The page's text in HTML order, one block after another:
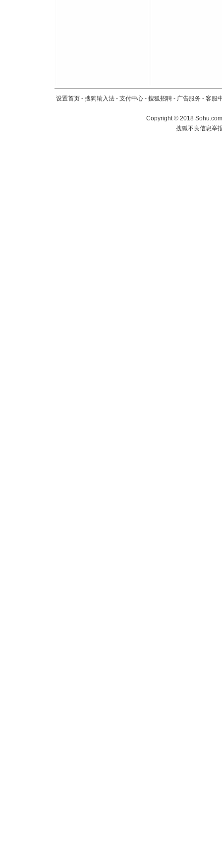
设置首页 - 搜狗输入法 - 支付中心 - 搜狐招聘 - 广告服务 - 客服
Copyright ©2018
搜狐不良信息举